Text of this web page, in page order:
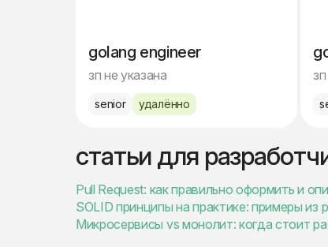
golang engineer
зп не указана
senior удалённо
статьи для
Pull Request: как правильно оформить и
SOLID принципы на практике: примеры из
Микросервисы vs монолит: когда стоит